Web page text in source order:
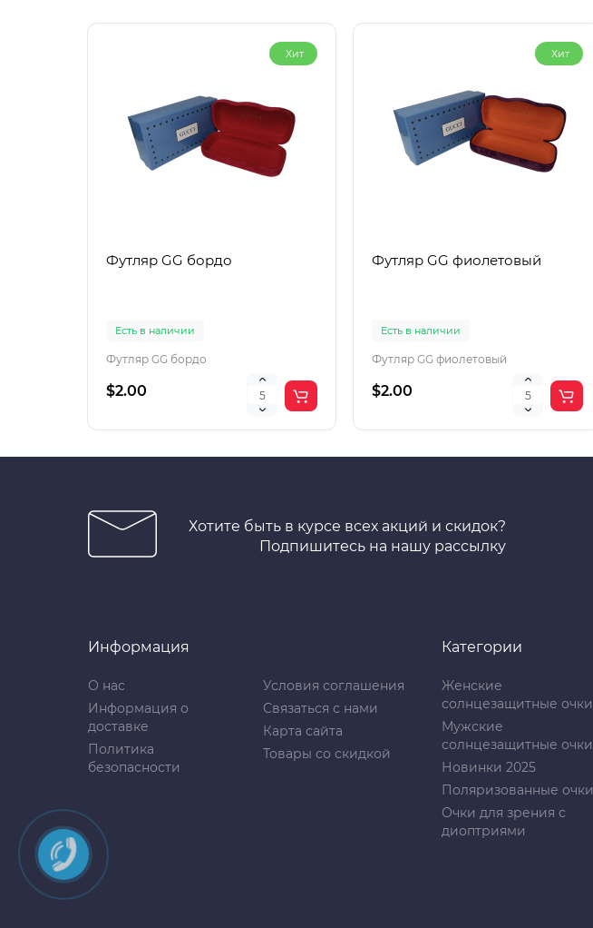
Хит
Футляр GG бордо
Есть в наличии
Футляр GG бордо
$2.00
Хит
Футляр GG фиолетовый
Есть в наличии
Футляр GG фиолетовый
$2.00
Хотите быть в курсе всех акций и скидок?
Подпишитесь на нашу рассылку
Информация
О нас
Информация о
доставке
Политика
безопасности
Условия соглашения
Связаться с нами
Карта сайта
Товары со скидкой
Категории
Женские
солнцезащитные очки
Мужские
солнцезащитные очки
Новинки 2025
Поляризованные очки
Очки для зрения с
диоптриями